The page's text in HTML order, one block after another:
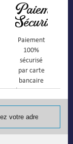
Paiement
Sécurisé
Paiement
100%
sécurisé
par carte
bancaire
(Mastercard,
Visa, ...) et